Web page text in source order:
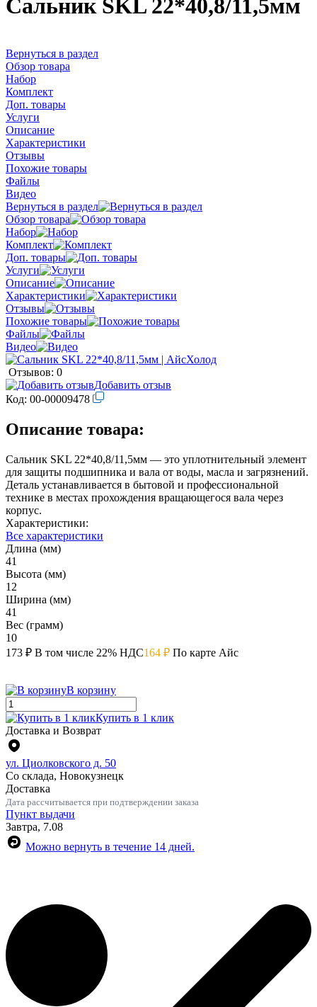
Сальник SKL 22*40,8/11,5мм
Вернуться в раздел
Обзор товара
Набор
Комплект
Доп. товары
Услуги
Описание
Характеристики
Отзывы
Похожие товары
Файлы
Видео
Вернуться в раздел
Обзор товара
Набор
Комплект
Доп. товары
Услуги
Описание
Характеристики
Отзывы
Похожие товары
Файлы
Видео
Отзывов: 0
Добавить отзыв
Код: 00-00009478
Описание товара:
Сальник SKL 22*40,8/11,5мм — это уплотнительный элемент
для защиты подшипника и вала от воды, масла и загрязнений.
Деталь устанавливается в бытовой и профессиональной
технике в местах прохождения вращающегося вала через
корпус.
Характеристики:
Все характеристики
Длина (мм)
41
Высота (мм)
12
Ширина (мм)
41
Вес (грамм)
10
173 ₽ В том числе 22% НДС164 ₽ По карте Айс
В корзину
Купить в 1 клик
Доставка и Возврат
ул. Циолковского д. 50
Со склада, Новокузнецк
Доставка
Дата рассчитывается при подтверждении заказа
Пункт выдачи
Завтра, 7.08
Можно вернуть в течение 14 дней.